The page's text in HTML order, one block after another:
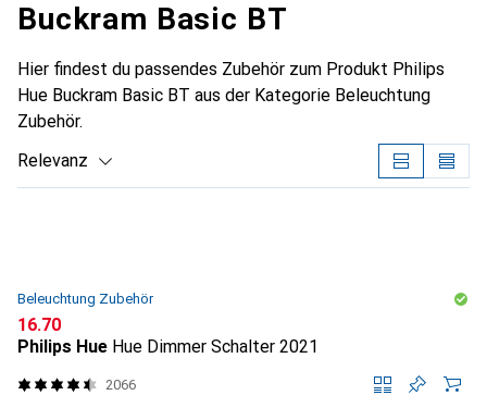
Buckram Basic BT
Hier findest du passendes Zubehör zum Produkt Philips
Hue Buckram Basic BT aus der Kategorie Beleuchtung
Zubehör.
Relevanz
Beleuchtung Zubehör
CHF
16.70
Philips Hue Hue Dimmer Schalter 2021
2066